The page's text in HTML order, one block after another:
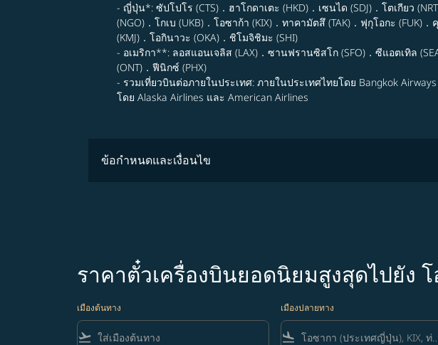
- ญี่ปุ่น*: ซัปโปโร (CTS)．ฮาโกดาเตะ (HKD)．เซนได (SDJ)．โตเกียว
(NGO)．โกเบ (UKB)．โอซาก้า (KIX)．ทาคามัตสึ (TAK)．ฟุกุโอกะ (FUK)
(KMJ)．โอกินาวะ (OKA)．ชิโมจิชิมะ (SHI)
- อเมริกา**: ลอสแอนเจลิส (LAX)．ซานฟรานซิสโก (SFO)．ซีแอตเทิล
(ONT)．ฟีนิกซ์ (PHX)
- รวมเที่ยวบินต่อภายในประเทศ: ภายในประเทศไทยโดย Bangkok
โดย Alaska Airlines และ American Airlines
ข้อกำหนดและเงื่อนไข
ราคาตั๋วเครื่องบินยอดนิยมสูงสุดไปยัง
เมืองต้นทาง
flight_takeoff
เมืองปลายทาง
flight_land